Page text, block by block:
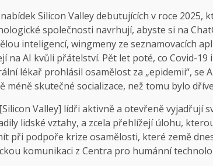
Silicon Valley debutujících v roce 2025,
společnosti navrhují, abyste si na
inteligencí, wingmeny ze seznamovacích
na AI kvůli přátelství. Pět let poté, co Covid-19
lékař prohlásil osamělost za „epidemii“, se
méně skutečné socializace, než tomu bylo
Valley] lídři aktivně a otevřeně vyjadřují
lidské vztahy, a zcela přehlížejí úlohu,
při podpoře krize osamělosti, které země
komunikaci z Centra pro humánní